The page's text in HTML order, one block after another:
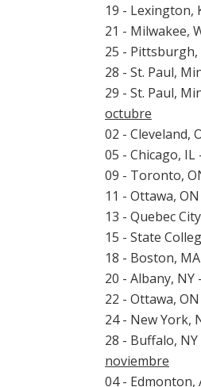
19 - Lexington,
21 - Milwakee,
25 - Pittsburgh,
28 - St. Paul,
29 - St. Paul,
octubre
02 - Cleveland,
05 - Chicago,
09 - Toronto,
11 - Ottawa,
13 - Quebec
15 - State
18 - Boston,
20 - Albany,
22 - Ottawa,
24 - New York,
28 - Buffalo,
noviembre
04 - Edmonton,